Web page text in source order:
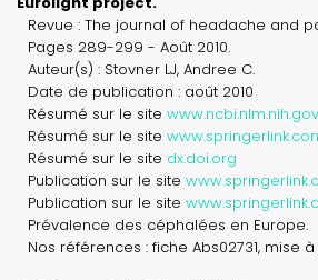
Revue : The journal of headache and
Pages 289-299 - Août 2010.
Auteur(s) : Stovner LJ, Andree C.
Date de publication : août 2010
Résumé sur le site www.ncbi.nlm.nih.gov
Résumé sur le site
Résumé sur le site dx.doi.org
Publication sur le site
Publication sur le site
Prévalence des céphalées en Europe.
Nos références : fiche Abs02731, mise